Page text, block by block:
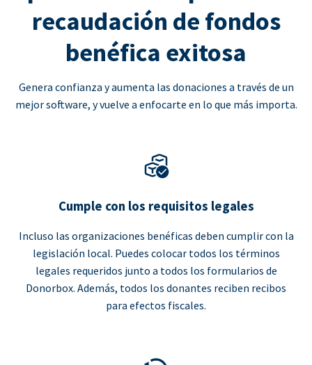
recaudación de fondos
benéfica exitosa
Genera confianza y aumenta las donaciones a través de un
mejor software, y vuelve a enfocarte en lo que más importa.
Cumple con los requisitos legales
Incluso las organizaciones benéficas deben cumplir con la
legislación local. Puedes colocar todos los términos
legales requeridos junto a todos los formularios de
Donorbox. Además, todos los donantes reciben recibos
para efectos fiscales.